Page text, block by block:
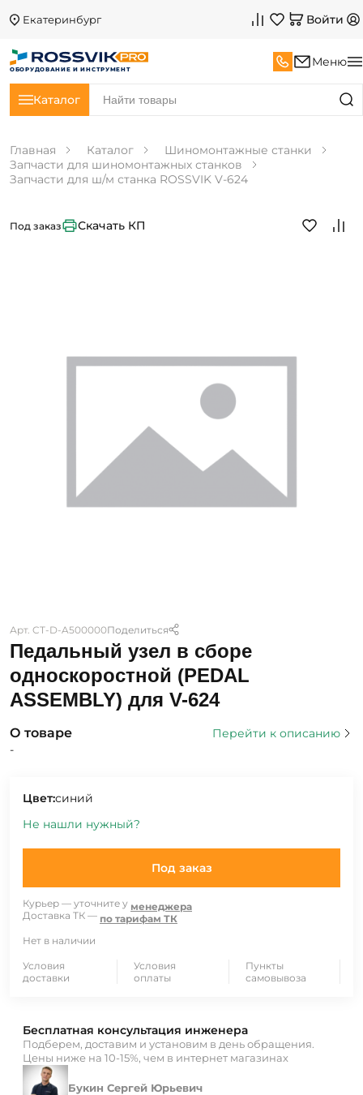
Екатеринбург Войти
ОБОРУДОВАНИЕ И ИНСТРУМЕНТ
Меню
Каталог
Главная Каталог
Шиномонтажные станки
Запчасти для шиномонтажных станков
Запчасти для ш/м станка ROSSVIK V-624
Арт. CT-D-A500000Поделиться
Педальный узел в сборе
односкоростной (PEDAL
ASSEMBLY) для V-624
Под заказ Скачать КП
О товаре
Перейти к описанию
-
Цвет:синий
Не нашли нужный?
Под заказ
Курьер — уточните у менеджера
Доставка ТК — по тарифам ТК
Нет в наличии
Условия
доставки
Условия
оплаты
Пункты
самовывоза
Бесплатная консультация инженера
Подберем, доставим и установим в день обращения.
Цены ниже на 10-15%, чем в интернет магазинах
Букин Сергей Юрьевич